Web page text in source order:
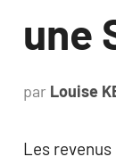
une
par Louise
Les